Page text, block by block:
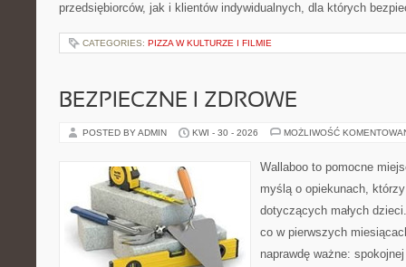
przedsiębiorców, jak i klientów indywidualnych, dla których
CATEGORIES: PIZZA W KULTURZE I FILMIE
BEZPIECZNE I ZDROWE
POSTED BY ADMIN KWI - 30 - 2026 MOŻLIWOŚĆ
Wallaboo to pomocne
myślą o opiekunach,
dotyczących małych
co w pierwszych
naprawdę ważne: